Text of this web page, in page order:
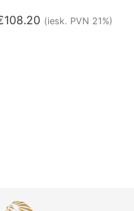
108.20 (iesk. PVN 21%)